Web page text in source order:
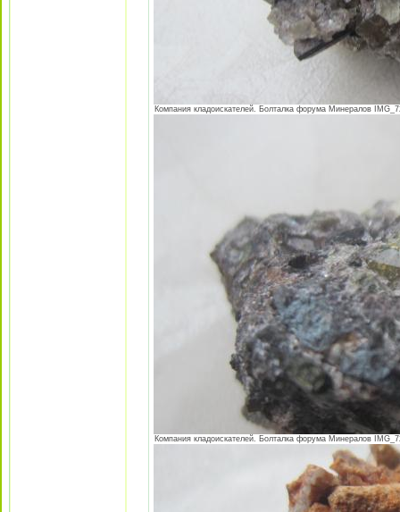
Компания кладоискателей. Болталка форума Минералов
Компания кладоискателей. Болталка форума Минералов